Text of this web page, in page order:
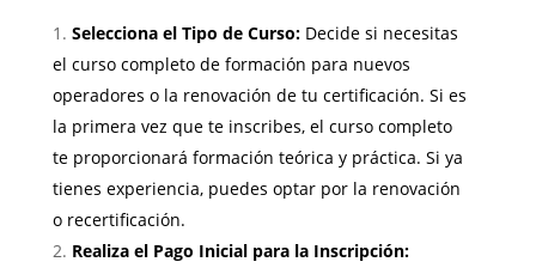
Selecciona el Tipo de Curso:Decide si necesitas
el curso completo de formación para nuevos
operadores o la renovación de tu certificación. Si es
la primera vez que te inscribes, el curso completo
te proporcionará formación teórica y práctica. Si ya
tienes experiencia, puedes optar por la renovación
o recertificación.
Realiza el Pago Inicial para la Inscripción: